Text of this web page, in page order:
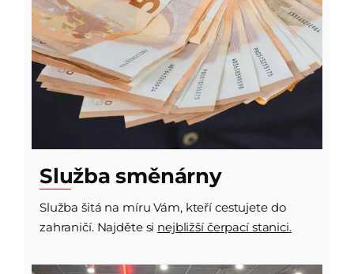
Služba směnárny
Služba šitá na míru Vám, kteří cestujete do
zahraničí. Najděte si nejbližší čerpací stanici.